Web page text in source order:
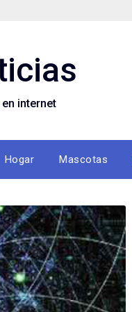
internet
Hogar Mascotas